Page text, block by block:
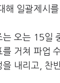
해 일괄제시
는 오는 15일
를 거쳐 파업
을 내리고
찬